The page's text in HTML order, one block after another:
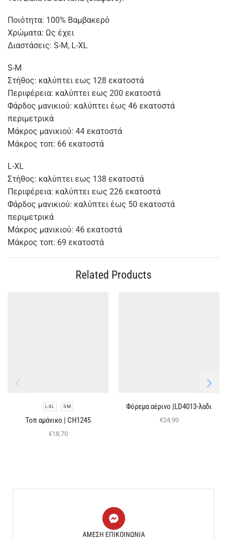
Ποιότητα: 100% Βαμβακερό
Χρώματα: Ως έχει
Διαστάσεις: S-M, L-XL
S-M
Στήθος: καλύπτει εως 128 εκατοστά
Περιφέρεια: καλύπτει εως 200 εκατοστά
Φάρδος μανικιού: καλύπτει έως 46 εκατοστά
περιμετρικά
Μάκρος μανικιού: 44 εκατοστά
Μάκρος τοπ: 66 εκατοστά
L-XL
Στήθος: καλύπτει εως 138 εκατοστά
Περιφέρεια: καλύπτει εως 226 εκατοστά
Φάρδος μανικιού: καλύπτει έως 50 εκατοστά
περιμετρικά
Μάκρος μανικιού: 46 εκατοστά
Μάκρος τοπ: 69 εκατοστά
Related Products
L-XL S-M
Τοπ αμάνικο | CH1245
€18,70
Φόρεμα αέρινο |LD4013-λαδι
€24,90
ΑΜΕΣΗ ΕΠΙΚΟΙΝΩΝΙΑ